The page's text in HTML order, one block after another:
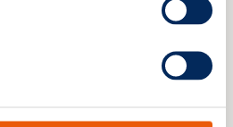
moet je weten welke eisen
betrekking tot noodverlichting